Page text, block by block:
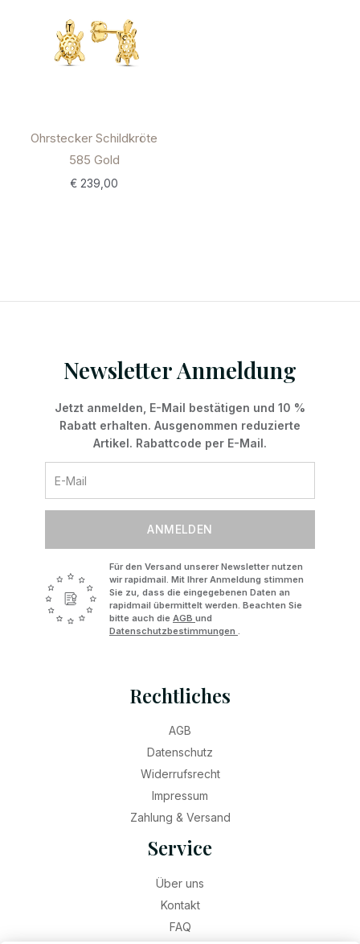
Ohrstecker Schildkröte
585 Gold
€ 239,00
Newsletter Anmeldung
Jetzt anmelden, E-Mail bestätigen und 10 %
Rabatt erhalten. Ausgenommen reduzierte
Artikel. Rabattcode per E-Mail.
ANMELDEN
Für den Versand unserer Newsletter nutzen
wir rapidmail. Mit Ihrer Anmeldung stimmen
Sie zu, dass die eingegebenen Daten an
rapidmail übermittelt werden. Beachten Sie
bitte auch die AGB und
Datenschutzbestimmungen
Rechtliches
AGB
Datenschutz
Widerrufsrecht
Impressum
Zahlung & Versand
Service
Über uns
Kontakt
FAQ